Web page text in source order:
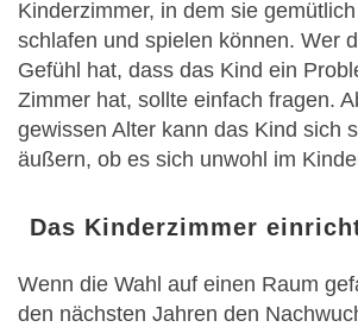
Kinderzimmer, in dem sie
schlafen und spielen können. Wer
Gefühl hat, dass das Kind ein
Zimmer hat, sollte einfach fragen.
gewissen Alter kann das Kind sich
äußern, ob es sich unwohl im
Das Kinderzimmer
Wenn die Wahl auf einen Raum
den nächsten Jahren den